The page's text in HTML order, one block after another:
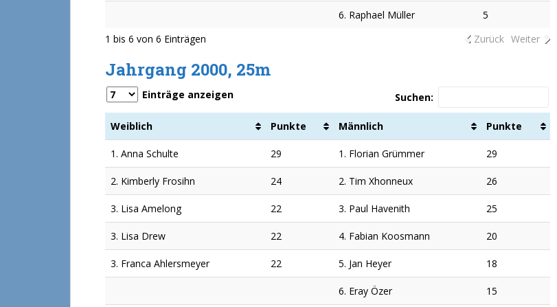
6. Raphael Müller
5
1 bis 6 von 6 Einträgen
Zurück Weiter
Jahrgang 2000, 25m
Einträge anzeigen Suchen:
Weiblich Punkte Männlich Punkte
1. Anna Schulte 29 1. Florian Grümmer 29
2. Kimberly Frosihn 24 2. Tim Xhonneux 26
3. Lisa Amelong 22 3. Paul Havenith 25
3. Lisa Drew 22 4. Fabian Koosmann 20
3. Franca Ahlersmeyer 22 5. Jan Heyer 18
6. Eray Özer 15